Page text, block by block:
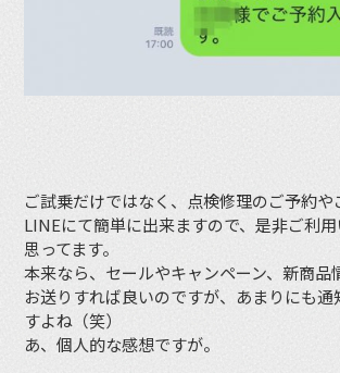
ご試乗だけではなく、点検修理のご予約や
LINEにて簡単に出来ますので、是非ご利
思ってます。
本来なら、セールやキャンペーン、新商品
お送りすれば良いのですが、あまりにも通
すよね（笑）
あ、個人的な感想ですが。